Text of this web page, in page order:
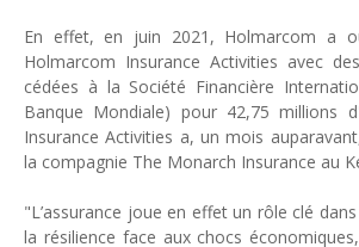
Unknown -May 09 2026
Tourisme : l'Afrique fait le pari du
Unknown-May 03 2026
Economie : quand le roi dollar grince
Apr 26 2026
Tourisme : le Maroc confirme sa
Unknown
Aug 07 2026
En effet, en juin 2021, Holmarcom a
Holmarcom Insurance Activities avec
cédées à la Société Financière
Banque Mondiale) pour 42,75 millions
Insurance Activities a, un mois
la compagnie The Monarch Insurance au
"L’assurance joue en effet un rôle clé
la résilience face aux chocs